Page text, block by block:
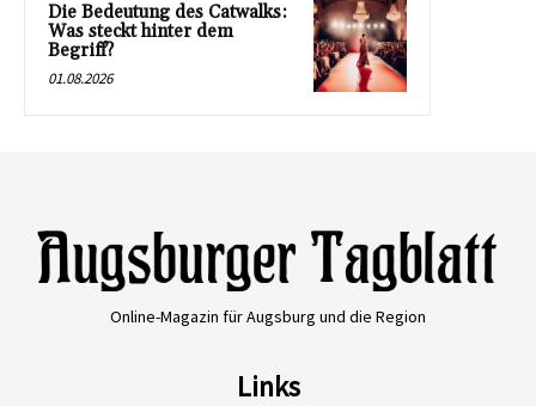
Die Bedeutung des Catwalks:
Was steckt hinter dem
Begriff?
01.08.2026
Online-Magazin für Augsburg und die Region
Links